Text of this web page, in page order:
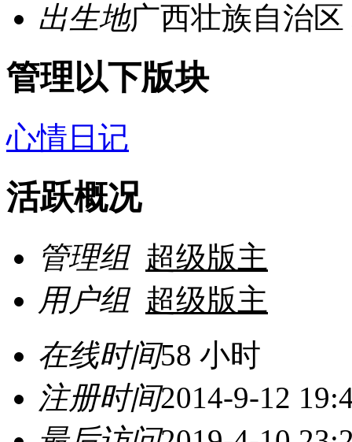
出生地广西壮族自治
管理以下版块
心情日记
活跃概况
管理组 超级版主
用户组 超级版主
在线时间58 小时
注册时间2014-9-12